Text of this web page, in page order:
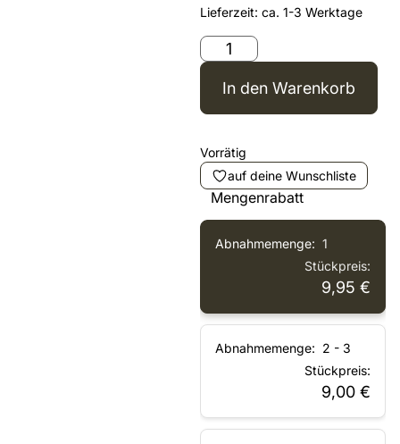
Lieferzeit: ca. 1-3 Werktage
In den Warenkorb
Vorrätig
auf deine Wunschliste
Mengenrabatt
1
9,95 €
2 - 3
9,00 €